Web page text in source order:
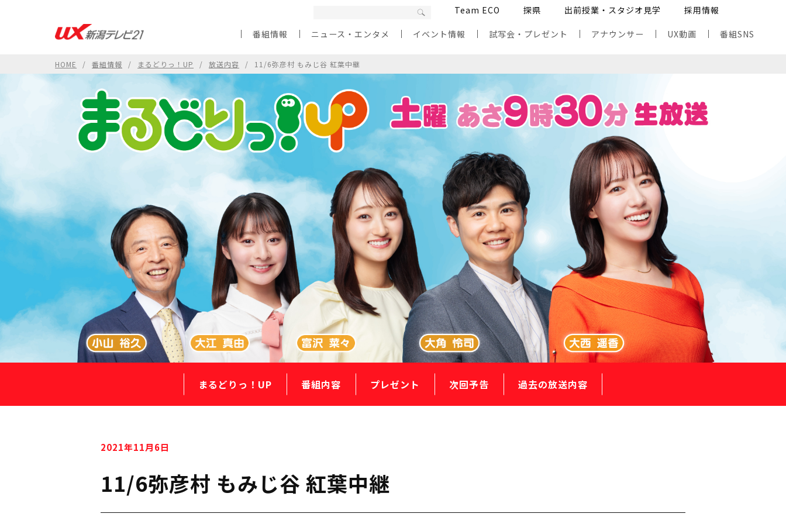
Team ECO 探県 出前授業・スタジオ見学 採用情報
番組情報 ニュース・エンタメ イベント情報 試写会・プレゼント アナウンサー UX動画 番組SNS
HOME 番組情報 まるどりっ！UP 放送内容 11/6弥彦村 もみじ谷 紅葉中継
まるどりっ！UP 番組内容 プレゼント 次回予告 過去の放送内容
2021年11月6日
11/6弥彦村 もみじ谷 紅葉中継